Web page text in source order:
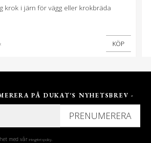
krok i järn för vägg eller krokbräda
KÖP
PÅ DUKAT'S NYHETSBREV -
PRENUMERERA
med vår integritetspolicy.